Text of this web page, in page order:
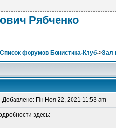
Рябченко
Список форумов Бонистика-Клуб->Зал
Добавлено: Пн Ноя 22, 2021 11:53 am
здесь: